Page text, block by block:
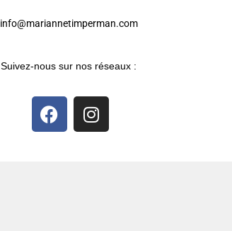
info@mariannetimperman.com
Suivez-nous sur nos réseaux :